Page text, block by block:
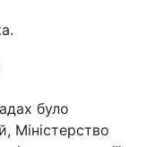
було
Міністерство